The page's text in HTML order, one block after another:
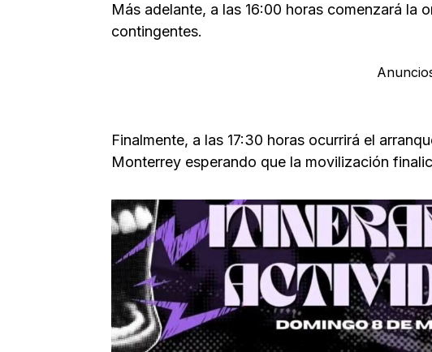
Más adelante, a las 16:00 horas comenzará la
contingentes.
Finalmente, a las 17:30 horas ocurrirá el
Monterrey esperando que la movilización